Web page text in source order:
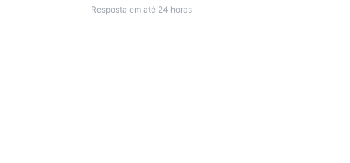
Resposta em até 24 horas